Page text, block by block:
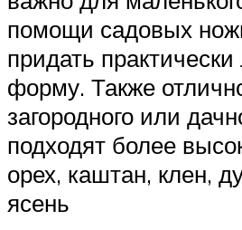
помощи садовых
придать
форму. Также
загородного или
подходят более
орех, каштан, клен,
ясень